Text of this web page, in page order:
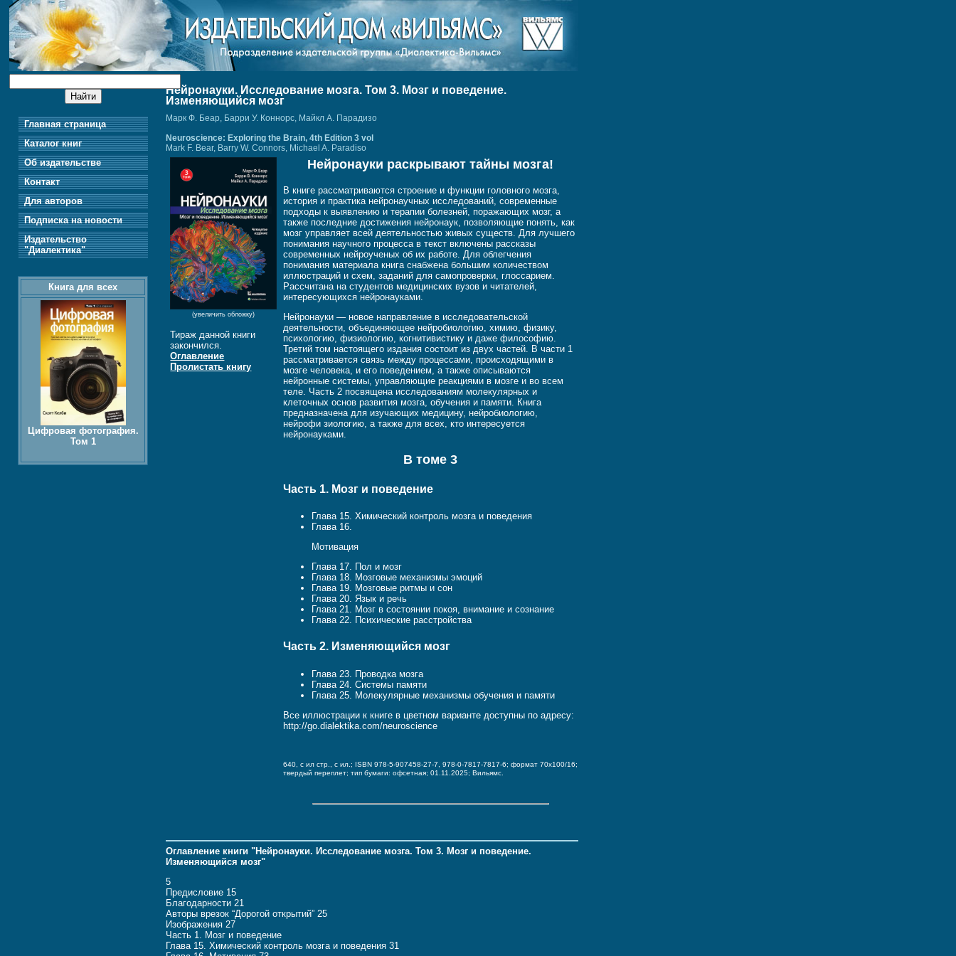
Нейронауки. Исследование мозга. Том 3. Мозг и поведение.
Изменяющийся мозг
Марк Ф. Беар, Барри У. Коннорс, Майкл А. Парадизо
Neuroscience: Exploring the Brain, 4th Edition 3 vol
Mark F. Bear, Barry W. Connors, Michael A. Paradiso
(увеличить обложку)
Тираж данной книги
закончился.
Оглавление
Пролистать книгу
Нейронауки раскрывают тайны мозга!
В книге рассматриваются строение и функции головного мозга,
история и практика нейронаучных исследований, современные
подходы к выявлению и терапии болезней, поражающих мозг, а
также последние достижения нейронаук, позволяющие понять, как
мозг управляет всей деятельностью живых существ. Для лучшего
понимания научного процесса в текст включены рассказы
современных нейроученых об их работе. Для облегчения
понимания материала книга снабжена большим количеством
иллюстраций и схем, заданий для самопроверки, глоссарием.
Рассчитана на студентов медицинских вузов и читателей,
интересующихся нейронауками.
Нейронауки — новое направление в исследовательской
деятельности, объединяющее нейробиологию, химию, физику,
психологию, физиологию, когнитивистику и даже философию.
Третий том настоящего издания состоит из двух частей. В части 1
рассматривается связь между процессами, происходящими в
мозге человека, и его поведением, а также описываются
нейронные системы, управляющие реакциями в мозге и во всем
теле. Часть 2 посвящена исследованиям молекулярных и
клеточных основ развития мозга, обучения и памяти. Книга
предназначена для изучающих медицину, нейробиологию,
нейрофи зиологию, а также для всех, кто интересуется
нейронауками.
В томе 3
Часть 1. Мозг и поведение
Глава 15. Химический контроль мозга и поведения
Глава 16.
Мотивация
Глава 17. Пол и мозг
Глава 18. Мозговые механизмы эмоций
Глава 19. Мозговые ритмы и сон
Глава 20. Язык и речь
Глава 21. Мозг в состоянии покоя, внимание и сознание
Глава 22. Психические расстройства
Часть 2. Изменяющийся мозг
Глава 23. Проводка мозга
Глава 24. Системы памяти
Глава 25. Молекулярные механизмы обучения и памяти
Все иллюстрации к книге в цветном варианте доступны по адресу:
http://go.dialektika.com/neuroscience
640, c ил стр., с ил.; ISBN 978-5-907458-27-7, 978-0-7817-7817-6;формат 70x100/16;
твердый переплет;тип бумаги: офсетная;01.11.2025; Вильямс.
Оглавление книги "Нейронауки. Исследование мозга. Том 3. Мозг и поведение.
Изменяющийся мозг"
5
Предисловие 15
Благодарности 21
Авторы врезок “Дорогой открытий” 25
Изображения 27
Часть 1. Мозг и поведение
Глава 15. Химический контроль мозга и поведения 31
Главная страница
Каталог книг
Об издательстве
Контакт
Для авторов
Подписка на новости
Издательство
"Диалектика"
Книга для всех
Цифровая фотография.
Том 1